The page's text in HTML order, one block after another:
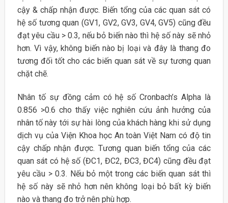
cậy & chấp nhận được. Biến tổng của các quan sát có
hệ số tương quan (GV1, GV2, GV3, GV4, GV5) cũng đều
đạt yêu cầu > 0.3, nếu bỏ biến nào thì hệ số này sẽ nhỏ
hơn. Vì vậy, không biến nào bị loại và đây là thang đo
tương đối tốt cho các biến quan sát về sự tương quan
chặt chẽ.
Nhân tố sự đồng cảm có hệ số Cronbach’s Alpha là
0.856 >0.6 cho thấy việc nghiên cứu ảnh hưởng của
nhân tố này tới sự hài lòng của khách hàng khi sử dụng
dịch vụ của Viện Khoa học An toàn Việt Nam có độ tin
cậy chấp nhận được. Tương quan biến tổng của các
quan sát có hệ số (ĐC1, ĐC2, ĐC3, ĐC4) cũng đều đạt
yêu cầu > 0.3. Nếu bỏ một trong các biến quan sát thì
hệ số này sẽ nhỏ hơn nên không loại bỏ bất kỳ biến
nào và thang đo trở nên phù hợp.